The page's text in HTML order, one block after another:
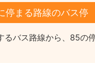
停まる路線のバス停
るバス路線から、85の